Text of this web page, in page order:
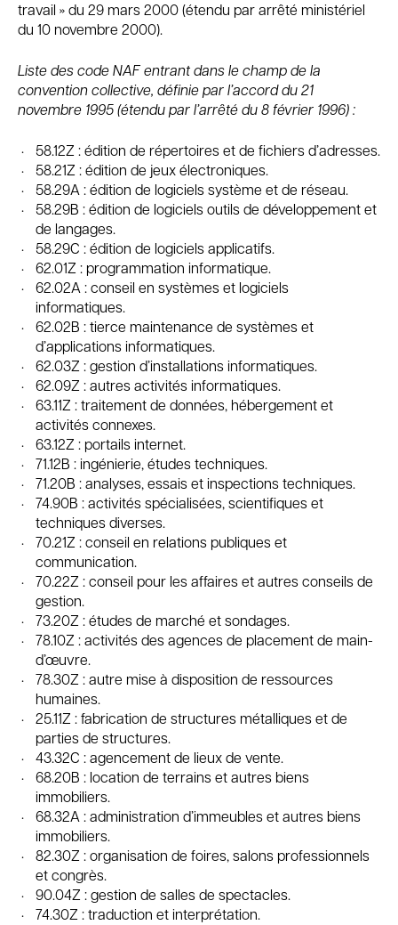
travail » du 29 mars 2000 (étendu par arrêté ministériel
du 10 novembre 2000).
Liste des code NAF entrant dans le champ de la
convention collective, définie par l’accord du 21
novembre 1995 (étendu par l’arrêté du 8 février 1996) :
58.12Z : édition de répertoires et de fichiers d’adresses.
58.21Z : édition de jeux électroniques.
58.29A : édition de logiciels système et de réseau.
58.29B : édition de logiciels outils de développement et
de langages.
58.29C : édition de logiciels applicatifs.
62.01Z : programmation informatique.
62.02A : conseil en systèmes et logiciels
informatiques.
62.02B : tierce maintenance de systèmes et
d’applications informatiques.
62.03Z : gestion d’installations informatiques.
62.09Z : autres activités informatiques.
63.11Z : traitement de données, hébergement et
activités connexes.
63.12Z : portails internet.
71.12B : ingénierie, études techniques.
71.20B : analyses, essais et inspections techniques.
74.90B : activités spécialisées, scientifiques et
techniques diverses.
70.21Z : conseil en relations publiques et
communication.
70.22Z : conseil pour les affaires et autres conseils de
gestion.
73.20Z : études de marché et sondages.
78.10Z : activités des agences de placement de main-
d’œuvre.
78.30Z : autre mise à disposition de ressources
humaines.
25.11Z : fabrication de structures métalliques et de
parties de structures.
43.32C : agencement de lieux de vente.
68.20B : location de terrains et autres biens
immobiliers.
68.32A : administration d’immeubles et autres biens
immobiliers.
82.30Z : organisation de foires, salons professionnels
et congrès.
90.04Z : gestion de salles de spectacles.
74.30Z : traduction et interprétation.